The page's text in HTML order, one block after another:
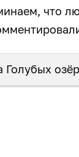
что
Голубых